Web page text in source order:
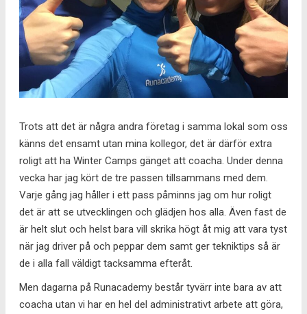
Trots att det är några andra företag i samma lokal som oss
känns det ensamt utan mina kollegor, det är därför extra
roligt att ha Winter Camps gänget att coacha. Under denna
vecka har jag kört de tre passen tillsammans med dem.
Varje gång jag håller i ett pass påminns jag om hur roligt
det är att se utvecklingen och glädjen hos alla. Även fast de
är helt slut och helst bara vill skrika högt åt mig att vara tyst
när jag driver på och peppar dem samt ger tekniktips så är
de i alla fall väldigt tacksamma efteråt.
Men dagarna på Runacademy består tyvärr inte bara av att
coacha utan vi har en hel del administrativt arbete att göra,